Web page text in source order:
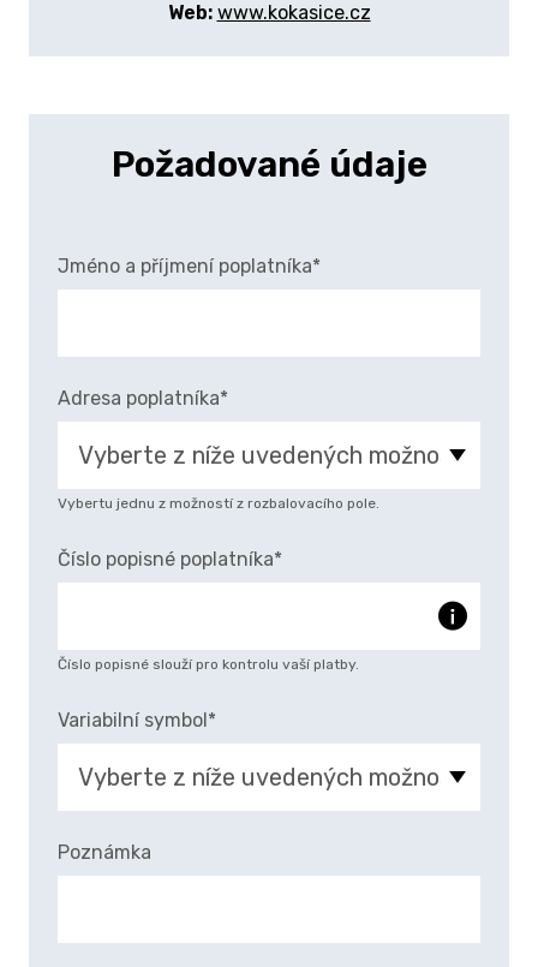
Web: www.kokasice.cz
Požadované údaje
Jméno a příjmení poplatníka*
Adresa poplatníka*
Vybertu jednu z možností z rozbalovacího pole.
Číslo popisné poplatníka*
Číslo popisné slouží pro kontrolu vaší platby.
Variabilní symbol*
Poznámka